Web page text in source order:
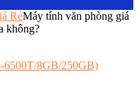
RẻMáy tính văn phòng giá
không?